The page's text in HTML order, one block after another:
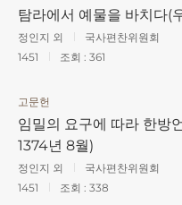
탐라에서 예물을 바치다(
정인지 외
국사편찬위원회
1451
조회 : 361
고문헌
임밀의 요구에 따라 한방
1374년 8월)
정인지 외
국사편찬위원회
1451
조회 : 338